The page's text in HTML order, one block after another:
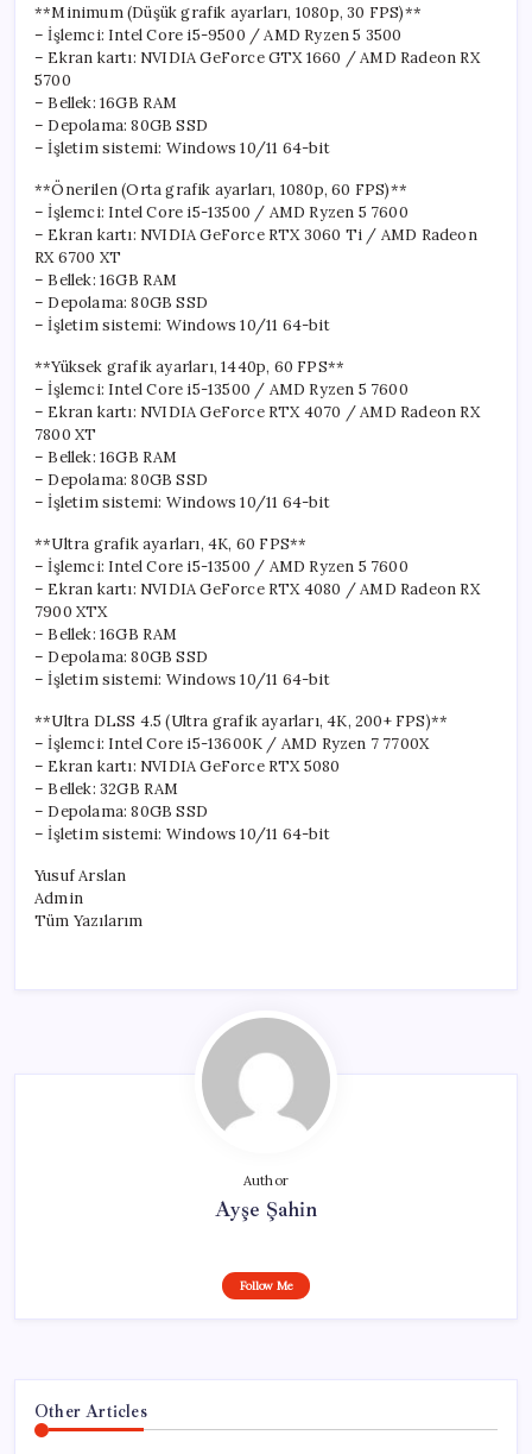
**Minimum (Düşük grafik ayarları, 1080p, 30 FPS)**
– İşlemci: Intel Core i5-9500 / AMD Ryzen 5 3500
– Ekran kartı: NVIDIA GeForce GTX 1660 / AMD Radeon RX
5700
– Bellek: 16GB RAM
– Depolama: 80GB SSD
– İşletim sistemi: Windows 10/11 64-bit
**Önerilen (Orta grafik ayarları, 1080p, 60 FPS)**
– İşlemci: Intel Core i5-13500 / AMD Ryzen 5 7600
– Ekran kartı: NVIDIA GeForce RTX 3060 Ti / AMD Radeon
RX 6700 XT
– Bellek: 16GB RAM
– Depolama: 80GB SSD
– İşletim sistemi: Windows 10/11 64-bit
**Yüksek grafik ayarları, 1440p, 60 FPS**
– İşlemci: Intel Core i5-13500 / AMD Ryzen 5 7600
– Ekran kartı: NVIDIA GeForce RTX 4070 / AMD Radeon RX
7800 XT
– Bellek: 16GB RAM
– Depolama: 80GB SSD
– İşletim sistemi: Windows 10/11 64-bit
**Ultra grafik ayarları, 4K, 60 FPS**
– İşlemci: Intel Core i5-13500 / AMD Ryzen 5 7600
– Ekran kartı: NVIDIA GeForce RTX 4080 / AMD Radeon RX
7900 XTX
– Bellek: 16GB RAM
– Depolama: 80GB SSD
– İşletim sistemi: Windows 10/11 64-bit
**Ultra DLSS 4.5 (Ultra grafik ayarları, 4K, 200+ FPS)**
– İşlemci: Intel Core i5-13600K / AMD Ryzen 7 7700X
– Ekran kartı: NVIDIA GeForce RTX 5080
– Bellek: 32GB RAM
– Depolama: 80GB SSD
– İşletim sistemi: Windows 10/11 64-bit
Yusuf Arslan
Admin
Tüm Yazılarım
Author
Ayşe Şahin
Follow Me
Other Articles